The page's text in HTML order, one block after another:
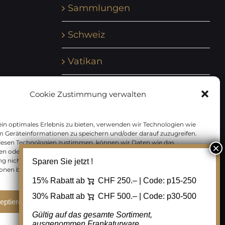
Cookie Zustimmung verwalten
optimales Erlebnis zu bieten, verwenden wir Technologien wie
Geräteinformationen zu speichern und/oder darauf zuzugreifen.
Technologien zustimmen, können wir Daten wie das
oder eindeutige IDs auf dieser Website verarbeiten. Wenn Sie Ihre
nicht erteilen oder zurückziehen, können bestimmte Merkmale
beeinträchtigt werden.
Ablehnen Cookie Einstellungen
Sammlungen
Schweiz
Vatikan
Zensurbelege Österreich
Zensurbelege Schweiz
Sparen Sie jetzt !
15% Rabatt ab CHF 250.– | Code: p15-250
30% Rabatt ab
CHF 500.– | Code: p30-500
Gültig auf das gesamte Sortiment,